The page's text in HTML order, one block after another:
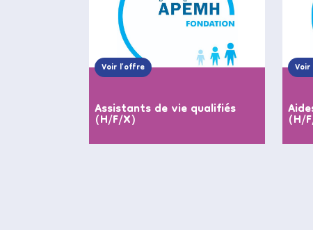
Voir l’offre
Assistants de vie qualifiés
(H/F/X) (H/